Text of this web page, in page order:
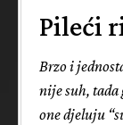
Pileći
Brzo i
nije suh, tada
one djeluju